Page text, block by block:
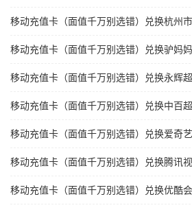
移动充值卡（面值千万别选错）兑换杭州
移动充值卡（面值千万别选错）兑换驴妈
移动充值卡（面值千万别选错）兑换永辉
移动充值卡（面值千万别选错）兑换中百
移动充值卡（面值千万别选错）兑换爱奇
移动充值卡（面值千万别选错）兑换腾讯
移动充值卡（面值千万别选错）兑换优酷